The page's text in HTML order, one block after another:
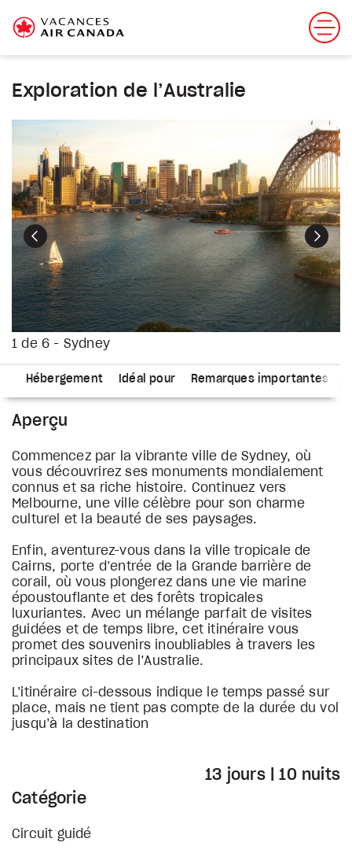
Exploration de l’Australie
1 de 6 - Sydney
Précédent
Hébergement Idéal pour Remarques importantes
Aperçu
Commencez par la vibrante ville de Sydney, où
vous découvrirez ses monuments mondialement
connus et sa riche histoire. Continuez vers
Melbourne, une ville célèbre pour son charme
culturel et la beauté de ses paysages.
Enfin, aventurez-vous dans la ville tropicale de
Cairns, porte d’entrée de la Grande barrière de
corail, où vous plongerez dans une vie marine
époustouflante et des forêts tropicales
luxuriantes. Avec un mélange parfait de visites
guidées et de temps libre, cet itinéraire vous
promet des souvenirs inoubliables à travers les
principaux sites de l’Australie.
L’itinéraire ci-dessous indique le temps passé sur
place, mais ne tient pas compte de la durée du vol
jusqu’à la destination
13 jours | 10 nuits
Catégorie
Circuit guidé